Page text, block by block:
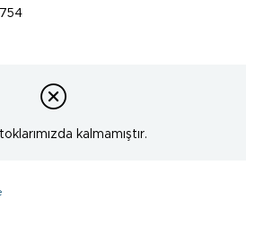
kalmamıştır.